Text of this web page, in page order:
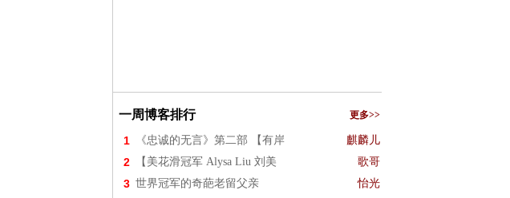
一周博客排行 更多>>
1 《忠诚的无言》第二部 【有岸 麒麟儿
2 【美花滑冠军 Alysa Liu 刘美 歌哥
3 世界冠军的奇葩老留父亲 怡光